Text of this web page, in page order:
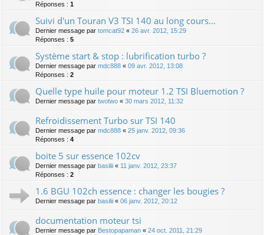
Réponses : 1
Suivi d'un Touran V3 TSI 140 au long cours...
Dernier message par tomcat92 « 26 avr. 2012, 15:29
Réponses : 5
Système start & stop : lubrification turbo ?
Dernier message par mdc888 « 09 avr. 2012, 13:08
Réponses : 2
Quelle type huile pour moteur 1.2 TSI Bluemotion ?
Dernier message par twotwo « 30 mars 2012, 11:32
Refroidissement Turbo sur TSI 140
Dernier message par mdc888 « 25 janv. 2012, 09:36
Réponses : 4
boite 5 sur essence 102cv
Dernier message par basilii « 11 janv. 2012, 23:37
Réponses : 2
1.6 BGU 102ch essence : changer les bougies ?
Dernier message par basilii « 06 janv. 2012, 20:12
documentation moteur tsi
Dernier message par Bestopapaman « 24 oct. 2011, 21:29